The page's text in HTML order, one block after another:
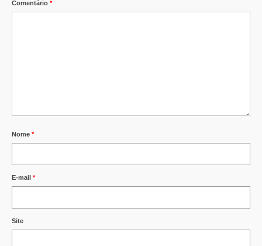
Comentário *
Nome *
E-mail *
Site